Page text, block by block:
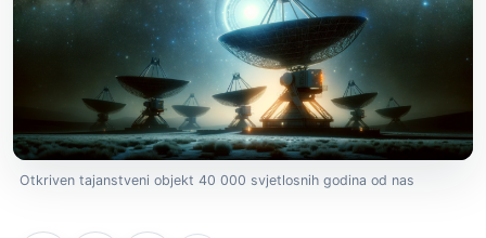
Otkriven tajanstveni objekt 40 000 svjetlosnih godina od nas